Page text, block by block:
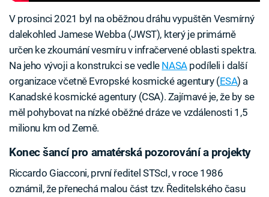
V prosinci 2021 byl na oběžnou dráhu vypuštěn Vesmírný
dalekohled Jamese Webba (JWST), který je primárně
určen ke zkoumání vesmíru v infračervené oblasti spektra.
Na jeho vývoji a konstrukci se vedle NASApodíleli i další
organizace včetně Evropské kosmické agentury (ESA) a
Kanadské kosmické agentury (CSA). Zajímavé je, že by se
měl pohybovat na nízké oběžné dráze ve vzdálenosti 1,5
milionu km od Země.
Konec šancí pro amatérská pozorování a projekty
Riccardo Giacconi, první ředitel STScI, v roce 1986
oznámil, že přenechá malou část tzv. Ředitelského času